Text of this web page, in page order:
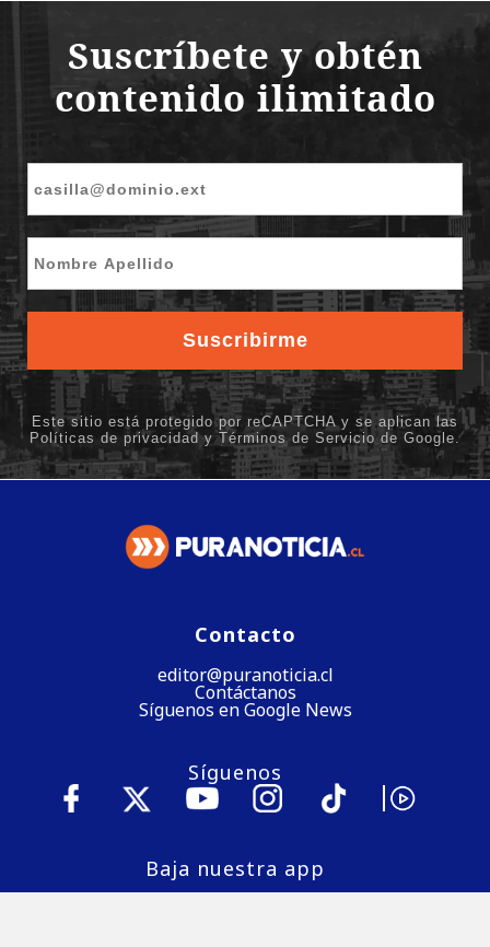
Contacto
editor@puranoticia.cl
Contáctanos
Síguenos en Google News
Síguenos
Baja nuestra app